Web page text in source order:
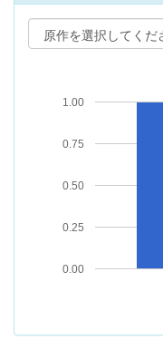
0.00
0.25
0.50
0.75
1.00